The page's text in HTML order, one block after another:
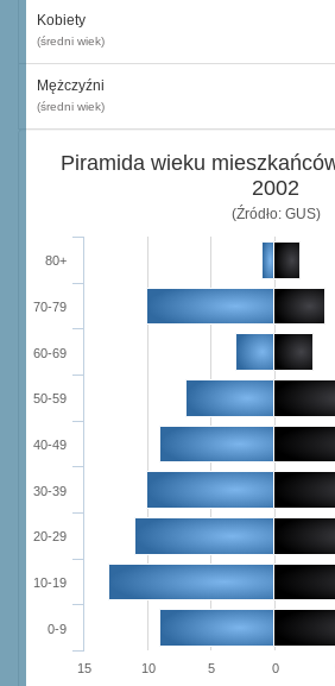
Kobiety
(średni wiek)
Mężczyźni
(średni wiek)
Piramida wieku
2002
(Źródło: GUS)
0-9
10-19
20-29
30-39
40-49
50-59
60-69
70-79
80+
15 10 5 0